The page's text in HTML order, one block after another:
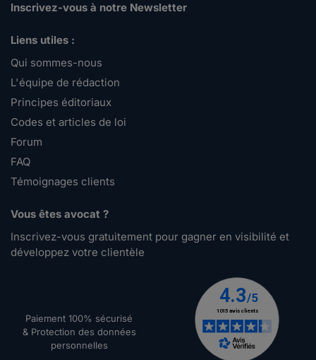
Inscrivez-vous à notre Newsletter
Liens utiles :
Qui sommes-nous
L'équipe de rédaction
Principes éditoriaux
Codes et articles de loi
Forum
FAQ
Témoignages clients
Vous êtes avocat ?
Inscrivez-vous gratuitement pour gagner en visibilité et
développez votre clientèle
Paiement 100% sécurisé
& Protection des données
personnelles